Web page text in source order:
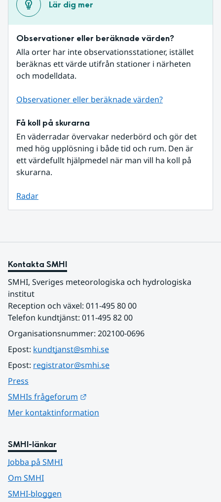
Lär dig mer
Observationer eller beräknade värden?
Alla orter har inte observationsstationer, istället
beräknas ett värde utifrån stationer i närheten
och modelldata.
Observationer eller beräknade värden?
Få koll på skurarna
En väderradar övervakar nederbörd och gör det
med hög upplösning i både tid och rum. Den är
ett värdefullt hjälpmedel när man vill ha koll på
skurarna.
Radar
Kontakta SMHI
SMHI, Sveriges meteorologiska och hydrologiska
institut
Reception och växel: 011-495 80 00
Telefon kundtjänst: 011-495 82 00
Organisationsnummer: 202100-0696
Epost: kundtjanst@smhi.se
Epost: registrator@smhi.se
Press
SMHIs frågeforum
Mer kontaktinformation
SMHI-länkar
Jobba på SMHI
Om SMHI
SMHI-bloggen